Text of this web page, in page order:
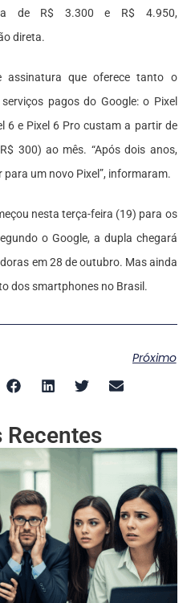
de R$ 3.300 e R$ 4.950,
direta.
assinatura que oferece tanto o
pagos do Google: o Pixel
6 e Pixel 6 Pro custam a partir de
300) ao mês. “Após dois anos,
um novo Pixel”, informaram.
nesta terça-feira (19) para os
o Google, a dupla chegará
em 28 de outubro. Mas ainda
dos smartphones no Brasil.
Próximo